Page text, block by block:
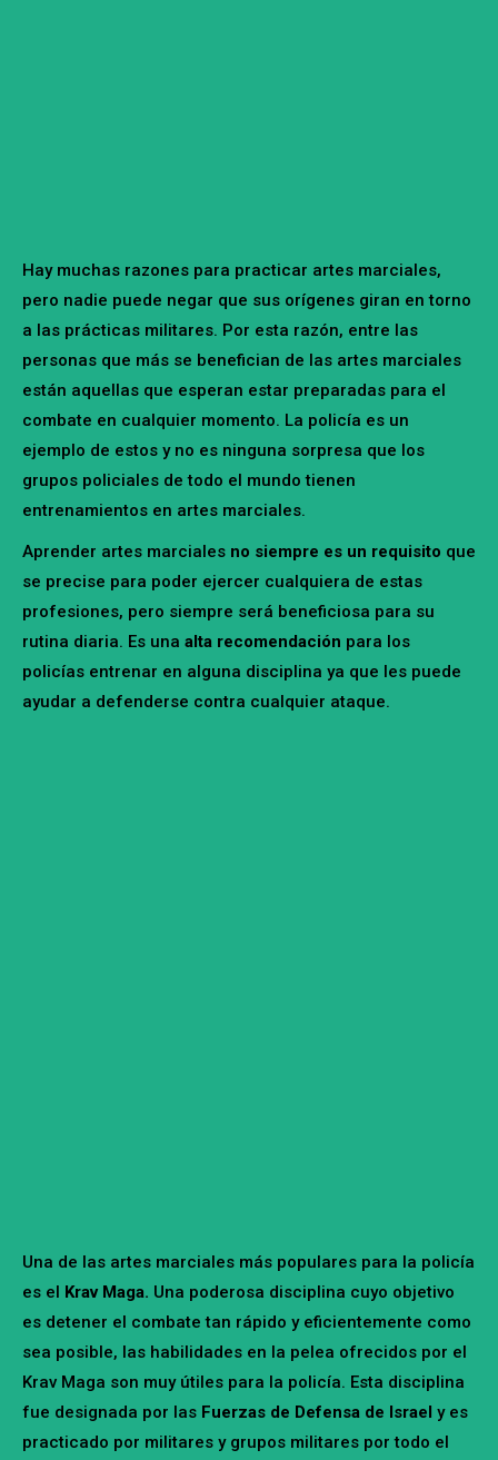
Hay muchas razones para practicar artes marciales,
pero nadie puede negar que sus orígenes giran en torno
a las prácticas militares. Por esta razón, entre las
personas que más se benefician de las artes marciales
están aquellas que esperan estar preparadas para el
combate en cualquier momento. La policía es un
ejemplo de estos y no es ninguna sorpresa que los
grupos policiales de todo el mundo tienen
entrenamientos en artes marciales.
Aprender artes marciales no siempre es un requisito que
se precise para poder ejercer cualquiera de estas
profesiones, pero siempre será beneficiosa para su
rutina diaria. Es una alta recomendación para los
policías entrenar en alguna disciplina ya que les puede
ayudar a defenderse contra cualquier ataque.
Una de las artes marciales más populares para la policía
es el Krav Maga. Una poderosa disciplina cuyo objetivo
es detener el combate tan rápido y eficientemente como
sea posible, las habilidades en la pelea ofrecidos por el
Krav Maga son muy útiles para la policía. Esta disciplina
fue designada por las Fuerzas de Defensa de Israel y es
practicado por militares y grupos militares por todo el